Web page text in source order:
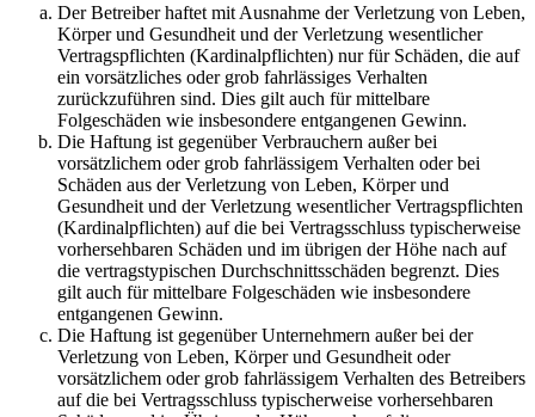
Der Betreiber haftet mit Ausnahme der Verletzung von Leben,
Körper und Gesundheit und der Verletzung wesentlicher
Vertragspflichten (Kardinalpflichten) nur für Schäden, die auf
ein vorsätzliches oder grob fahrlässiges Verhalten
zurückzuführen sind. Dies gilt auch für mittelbare
Folgeschäden wie insbesondere entgangenen Gewinn.
Die Haftung ist gegenüber Verbrauchern außer bei
vorsätzlichem oder grob fahrlässigem Verhalten oder bei
Schäden aus der Verletzung von Leben, Körper und
Gesundheit und der Verletzung wesentlicher Vertragspflichten
(Kardinalpflichten) auf die bei Vertragsschluss typischerweise
vorhersehbaren Schäden und im übrigen der Höhe nach auf
die vertragstypischen Durchschnittsschäden begrenzt. Dies
gilt auch für mittelbare Folgeschäden wie insbesondere
entgangenen Gewinn.
Die Haftung ist gegenüber Unternehmern außer bei der
Verletzung von Leben, Körper und Gesundheit oder
vorsätzlichem oder grob fahrlässigem Verhalten des Betreibers
auf die bei Vertragsschluss typischerweise vorhersehbaren